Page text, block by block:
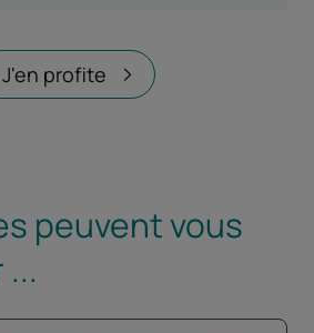
J'en profite
peuvent vous